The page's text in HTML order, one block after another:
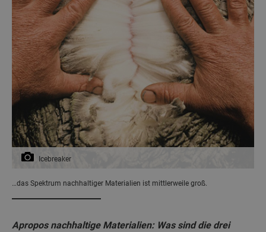
Icebreaker
…das Spektrum nachhaltiger Materialien ist mittlerweile groß.
Apropos nachhaltige Materialien: Was sind die drei